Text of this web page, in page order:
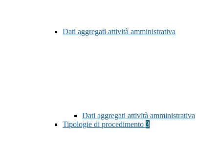
Dati aggregati attività amministrativa
Dati aggregati attività amministrativa
Tipologie di procedimento 3